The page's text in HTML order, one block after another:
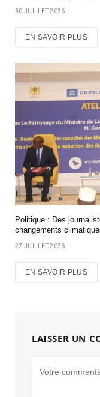
30 JUILLET 2026
EN SAVOIR PLUS
Politique : Des
changements
27 JUILLET 2026
EN SAVOIR PLUS
LAISSER UN